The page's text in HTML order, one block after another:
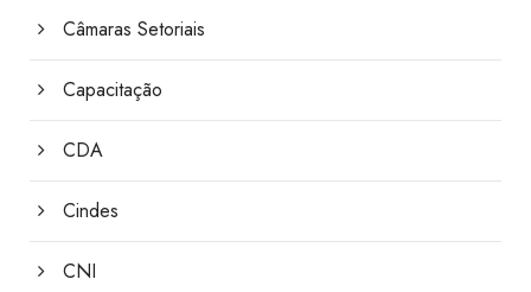
Câmaras Setoriais
Capacitação
CDA
Cindes
CNI